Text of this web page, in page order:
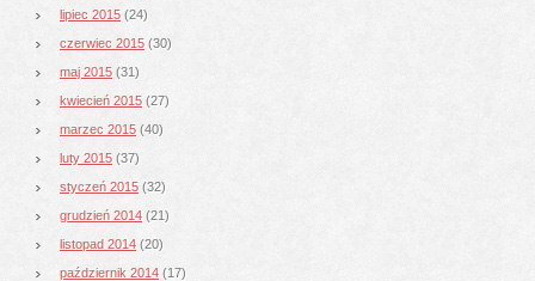
lipiec 2015 (24)
czerwiec 2015 (30)
maj 2015 (31)
kwiecień 2015 (27)
marzec 2015 (40)
luty 2015 (37)
styczeń 2015 (32)
grudzień 2014 (21)
listopad 2014 (20)
październik 2014 (17)